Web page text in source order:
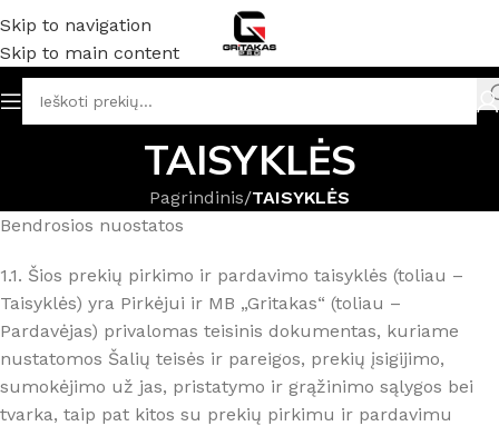
Skip to navigation
Skip to main content
TAISYKLĖS
Pagrindinis/TAISYKLĖS
Bendrosios nuostatos
1.1. Šios prekių pirkimo ir pardavimo taisyklės (toliau –
Taisyklės) yra Pirkėjui ir MB „Gritakas“ (toliau –
Pardavėjas) privalomas teisinis dokumentas, kuriame
nustatomos Šalių teisės ir pareigos, prekių įsigijimo,
sumokėjimo už jas, pristatymo ir grąžinimo sąlygos bei
tvarka, taip pat kitos su prekių pirkimu ir pardavimu